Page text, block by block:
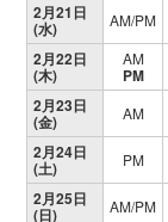
2月21日
(水) AM/PM
2月22日
(木)
AM
PM
2月23日
(金) AM
2月24日
(土) PM
2月25日
(日) AM/PM